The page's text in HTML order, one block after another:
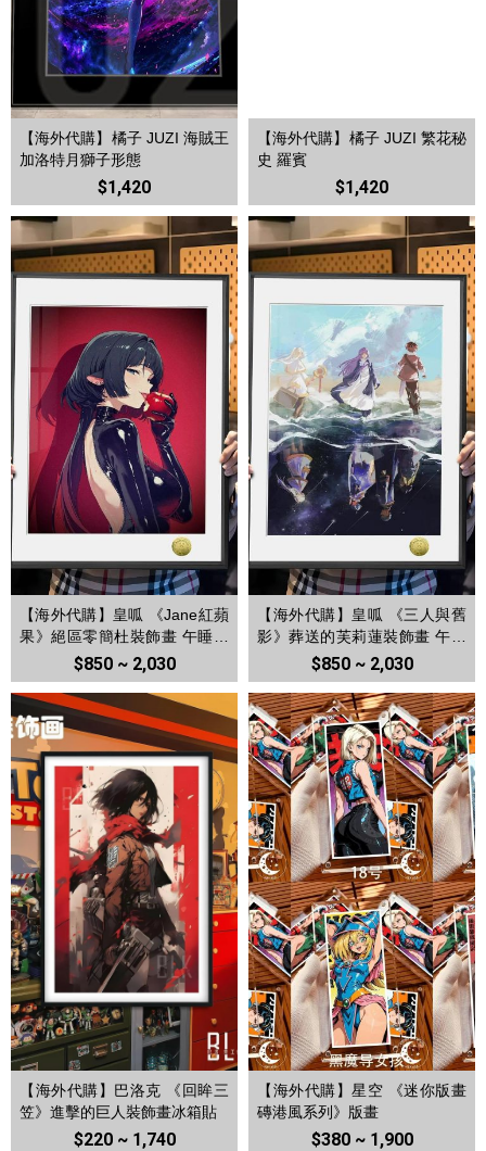
【海外代購】橘子 JUZI 海賊王
加洛特月獅子形態
$1,420
【海外代購】橘子 JUZI 繁花秘
史 羅賓
$1,420
【海外代購】皇呱 《Jane紅蘋
果》絕區零簡杜裝飾畫 午睡毯
$850 ~ 2,030
【海外代購】皇呱 《三人與舊
影》葬送的芙莉蓮裝飾畫 午睡
$850 ~ 2,030
【海外代購】巴洛克 《回眸三
笠》進擊的巨人裝飾畫冰箱貼
$220 ~ 1,740
【海外代購】星空 《迷你版畫
磚港風系列》版畫
$380 ~ 1,900